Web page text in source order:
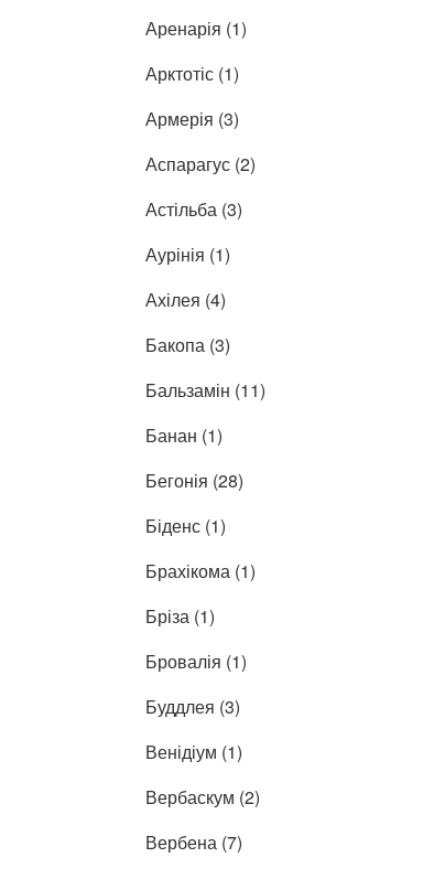
Аренарія (1)
Арктотіс (1)
Армерія (3)
Аспарагус (2)
Астільба (3)
Аурінія (1)
Ахілея (4)
Бакопа (3)
Бальзамін (11)
Банан (1)
Бегонія (28)
Біденс (1)
Брахікома (1)
Бріза (1)
Бровалія (1)
Буддлея (3)
Венідіум (1)
Вербаскум (2)
Вербена (7)